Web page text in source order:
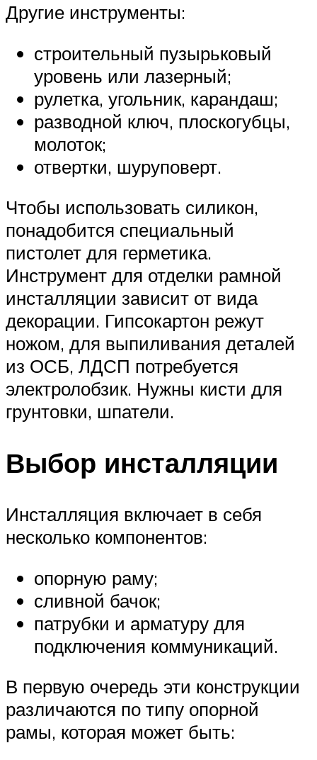
Другие инструменты:
строительный пузырьковый
уровень или лазерный;
рулетка, угольник, карандаш;
разводной ключ, плоскогубцы,
молоток;
отвертки, шуруповерт.
Чтобы использовать силикон,
понадобится специальный
пистолет для герметика.
Инструмент для отделки рамной
инсталляции зависит от вида
декорации. Гипсокартон режут
ножом, для выпиливания деталей
из ОСБ, ЛДСП потребуется
электролобзик. Нужны кисти для
грунтовки, шпатели.
Выбор инсталляции
Инсталляция включает в себя
несколько компонентов:
опорную раму;
сливной бачок;
патрубки и арматуру для
подключения коммуникаций.
В первую очередь эти конструкции
различаются по типу опорной
рамы, которая может быть: